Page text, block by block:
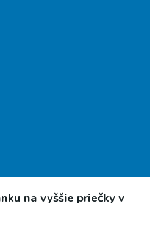
na vyššie priečky v